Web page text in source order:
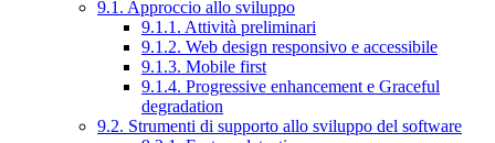
9.1. Approccio allo sviluppo
9.1.1. Attività preliminari
9.1.2. Web design responsivo e accessibile
9.1.3. Mobile first
9.1.4. Progressive enhancement e Graceful
degradation
9.2. Strumenti di supporto allo sviluppo del software